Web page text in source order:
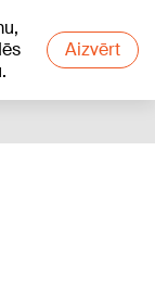
Aizvērt